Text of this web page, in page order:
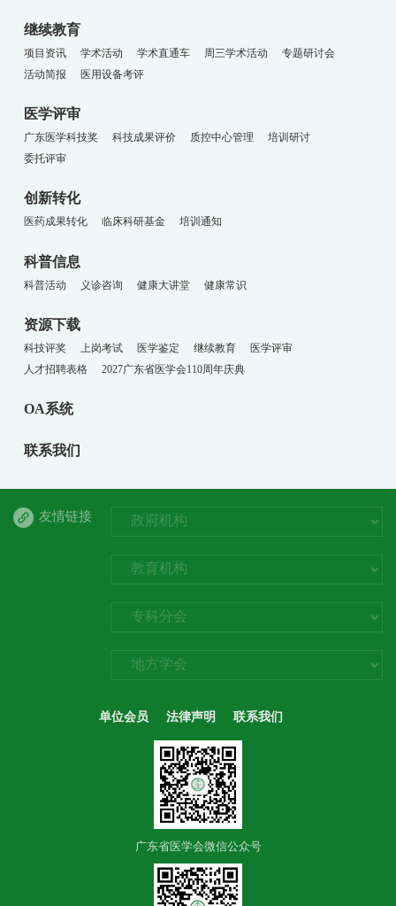
继续教育
项目资讯 学术活动 学术直通车 周三学术活动
专题研讨会
活动简报
医用设备考评
医学评审
广东医学科技奖 科技成果评价 质控中心管理
培训研讨
委托评审
创新转化
医药成果转化 临床科研基金 培训通知
科普信息
科普活动 义诊咨询 健康大讲堂 健康常识
资源下载
科技评奖 上岗考试 医学鉴定 继续教育
医学评审
人才招聘表格
2027广东省医学会110周年庆典
OA系统
联系我们
友情链接
单位会员 法律声明 联系我们
广东省医学会微信公众号